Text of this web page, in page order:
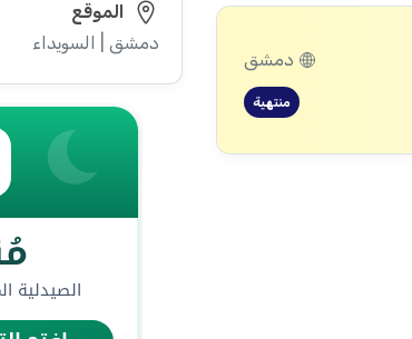
دمشق
منتهية
الموقع
دمشق | السويداء